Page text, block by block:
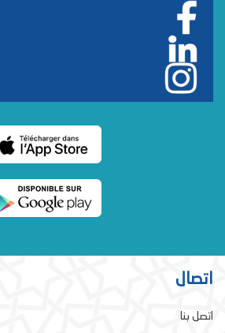
اتصال
اتصل بنا